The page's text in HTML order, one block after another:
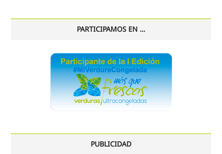
PARTICIPAMOS EN …
PUBLICIDAD